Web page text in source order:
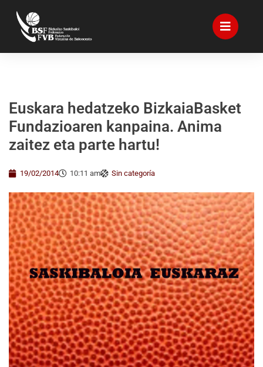
Euskara hedatzeko BizkaiaBasket
Fundazioaren kanpaina. Anima
zaitez eta parte hartu!
19/02/2014 10:11 am Sin categoría